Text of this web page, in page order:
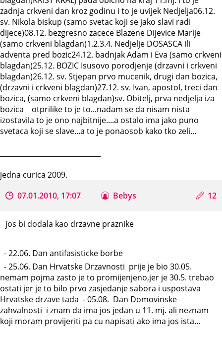
zadnja crkveni dan kroz godinu i to je uvijek Nedjelja06.12.
sv. Nikola biskup (samo svetac koji se jako slavi radi
dijece)08.12. bezgresno zacece Blazene Dijevice Marije
(samo crkveni blagdan)1.2.3.4. Nedjelje DOSASCA ili
adventa pred bozic24.12. badnjak Adam i Eva (samo crkveni
blagdan)25.12. BOZIC Isusovo porodjenje (drzavni i crkveni
blagdan)26.12. sv. Stjepan prvo mucenik, drugi dan bozica,
(drzavni i crkveni blagdan)27.12. sv. Ivan, apostol, treci dan
bozica, (samo crkveni blagdan)sv. Obitelj, prva nedjelja iza
bozica otprilike to je to...nadam se da nisam nista
izostavila to je ono najbitnije....a ostalo ima jako puno
svetaca koji se slave...a to je ponaosob kako tko zeli...
jedna curica 2009.
07.01.2010, 17:07
Bebys 12
jos bi dodala kao drzavne praznike
- 22.06. Dan antifasisticke borbe
- 25.06. Dan Hrvatske Drzavnosti prije je bio 30.05.
nemam pojma zasto je to promijenjeno,jer je 30.5. trebao
ostati jer je to bilo prvo zasjedanje sabora i uspostava
Hrvatske drzave tada - 05.08. Dan Domovinske
zahvalnosti i znam da ima jos jedan u 11. mj. ali neznam
koji moram provijeriti pa cu napisati ako ima jos ista...